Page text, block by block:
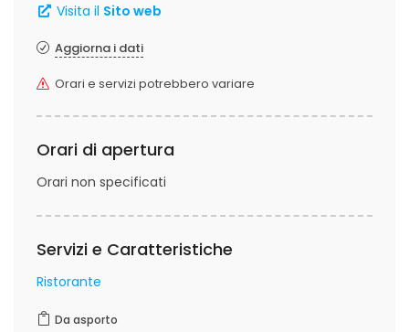
Visita il Sito web
Aggiorna i dati
Orari e servizi potrebbero variare
Orari di apertura
Orari non specificati
Servizi e Caratteristiche
Ristorante
Da asporto